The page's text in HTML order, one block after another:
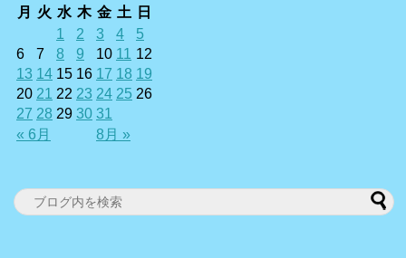
月
火 水 木 金 土 日
« 6月 8月 »
1 2 3 4
5
6
7 8 9 10 11 12
13 14 15 16 17 18 19
20 21 22 23 24 25 26
27 28 29 30 31